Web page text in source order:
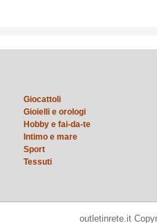
Giocattoli
Gioielli e orologi
Hobby e fai-da-te
Intimo e mare
Sport
Tessuti
outletinrete.it